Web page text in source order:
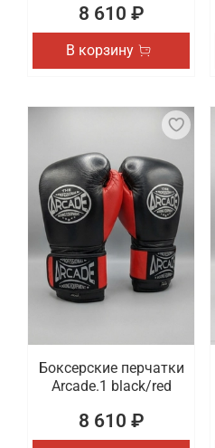
8 610 ₽
В корзину
Боксерские перчатки
Arcade.1 black/red
8 610 ₽